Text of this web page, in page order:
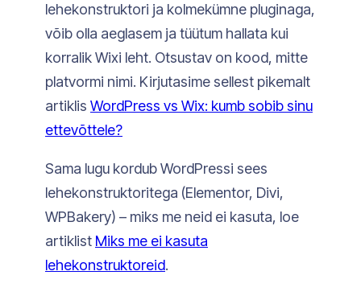
lehekonstruktori ja kolmekümne pluginaga,
võib olla aeglasem ja tüütum hallata kui
korralik Wixi leht. Otsustav on kood, mitte
platvormi nimi. Kirjutasime sellest pikemalt
artiklis WordPress vs Wix: kumb sobib sinu
ettevõttele?
Sama lugu kordub WordPressi sees
lehekonstruktoritega (Elementor, Divi,
WPBakery) – miks me neid ei kasuta, loe
artiklist Miks me ei kasuta
lehekonstruktoreid.